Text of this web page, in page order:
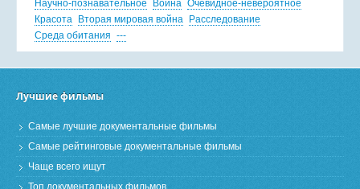
Научно-познавательное
Война Очевидное-невероятное
Красота
Вторая мировая война
Расследование
Среда обитания ---
Лучшие фильмы
Самые лучшие документальные фильмы
Самые рейтинговые документальные фильмы
Чаще всего ищут
Топ документальных фильмов